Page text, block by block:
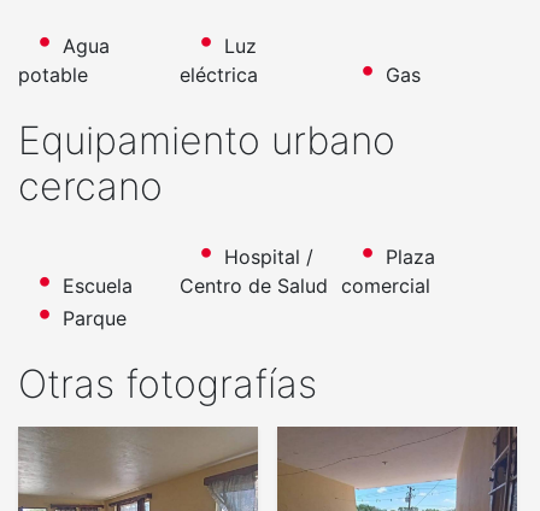
Agua
potable
Luz
eléctrica
Gas
Equipamiento urbano
cercano
Escuela
Hospital /
Centro de Salud
Plaza
comercial
Parque
Otras fotografías